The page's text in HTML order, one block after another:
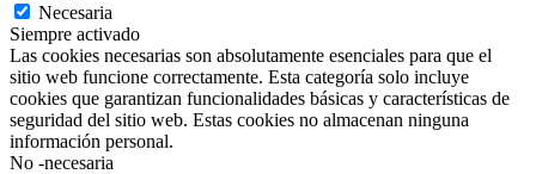
Necesaria
Siempre activado
Las cookies necesarias son absolutamente esenciales para que el
sitio web funcione correctamente. Esta categoría solo incluye
cookies que garantizan funcionalidades básicas y características de
seguridad del sitio web. Estas cookies no almacenan ninguna
información personal.
No -necesaria